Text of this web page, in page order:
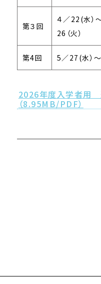
第３回
４／22(水）
26（火）
第4回 5／27(水）～
2026年度入学者用
（8.95MB/PDF）